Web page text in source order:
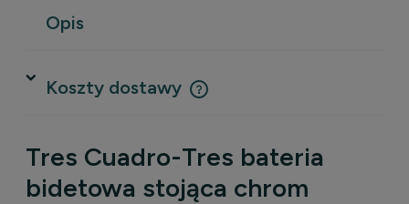
Opis
Koszty dostawy
Cena nie zawiera ewentualnych kosztów płatności
Tres Cuadro-Tres bateria
bidetowa stojąca chrom